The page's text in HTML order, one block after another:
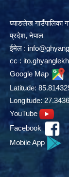
घ्याङलेख गाउँपालिका
प्रदेश, नेपाल
ईमेल :
cc :
Google Map
Latitude:
Longitude:
YouTube
Facebook
Mobile App